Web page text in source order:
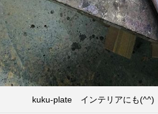
kuku-plate インテリアにも(^^)